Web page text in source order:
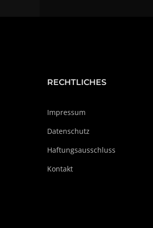
RECHTLICHES
Impressum
Datenschutz
Haftungsausschluss
Kontakt